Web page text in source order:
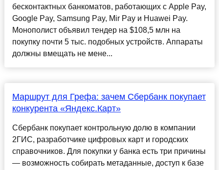
бесконтактных банкоматов, работающих с Apple Pay,
Google Pay, Samsung Pay, Mir Pay и Huawei Pay.
Монополист объявил тендер на $108,5 млн на
покупку почти 5 тыс. подобных устройств. Аппараты
должны вмещать не мене...
Маршрут для Грефа: зачем Сбербанк покупает
конкурента «Яндекс.Карт»
Сбербанк покупает контрольную долю в компании
2ГИС, разработчике цифровых карт и городских
справочников. Для покупки у банка есть три причины
— возможность собирать метаданные, доступ к базе